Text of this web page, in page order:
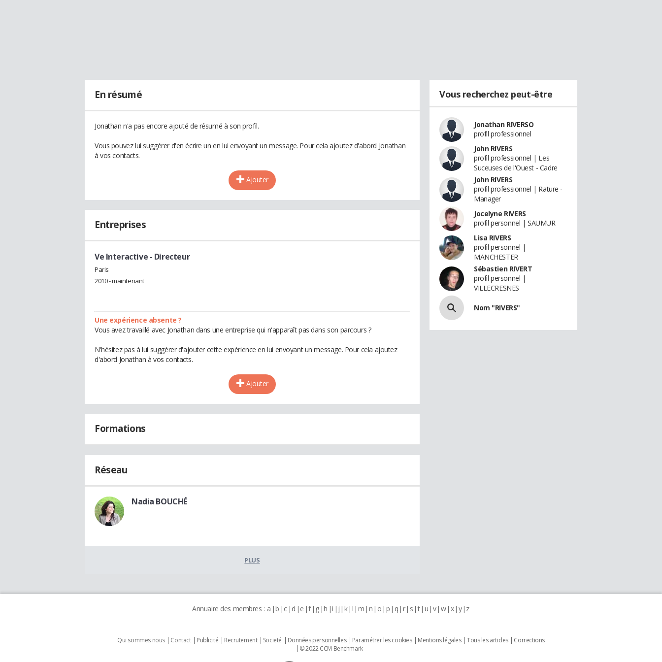
En résumé
Jonathan n'a pas encore ajouté de résumé à son profil.
Vous pouvez lui suggérer d'en écrire un en lui envoyant un message. Pour cela ajoutez d'abord Jonathan
à vos contacts.
Ajouter
Entreprises
Ve Interactive - Directeur
Paris
2010 - maintenant
Une expérience absente ?
Vous avez travaillé avec Jonathan dans une entreprise qui n'apparaît pas dans son parcours ?
N'hésitez pas à lui suggérer d'ajouter cette expérience en lui envoyant un message. Pour cela ajoutez
d'abord Jonathan à vos contacts.
Ajouter
Formations
Réseau
Nadia BOUCHÉ
PLUS
Vous recherchez peut-être
Jonathan RIVERSO
profil professionnel
John RIVERS
profil professionnel | Les
Suceuses de l'Ouest - Cadre
John RIVERS
profil professionnel | Rature -
Manager
Jocelyne RIVERS
profil personnel | SAUMUR
Lisa RIVERS
profil personnel |
MANCHESTER
Sébastien RIVERT
profil personnel |
VILLECRESNES
Nom "RIVERS"
Annuaire des membres : a b c d e f g h i j k l m n o p q r s t u v w x y z
Qui sommes nous Contact Publicité Recrutement Societé Données personnelles Paramétrer les cookies Mentions légales Tous les articles
Corrections
© 2022 CCM Benchmark